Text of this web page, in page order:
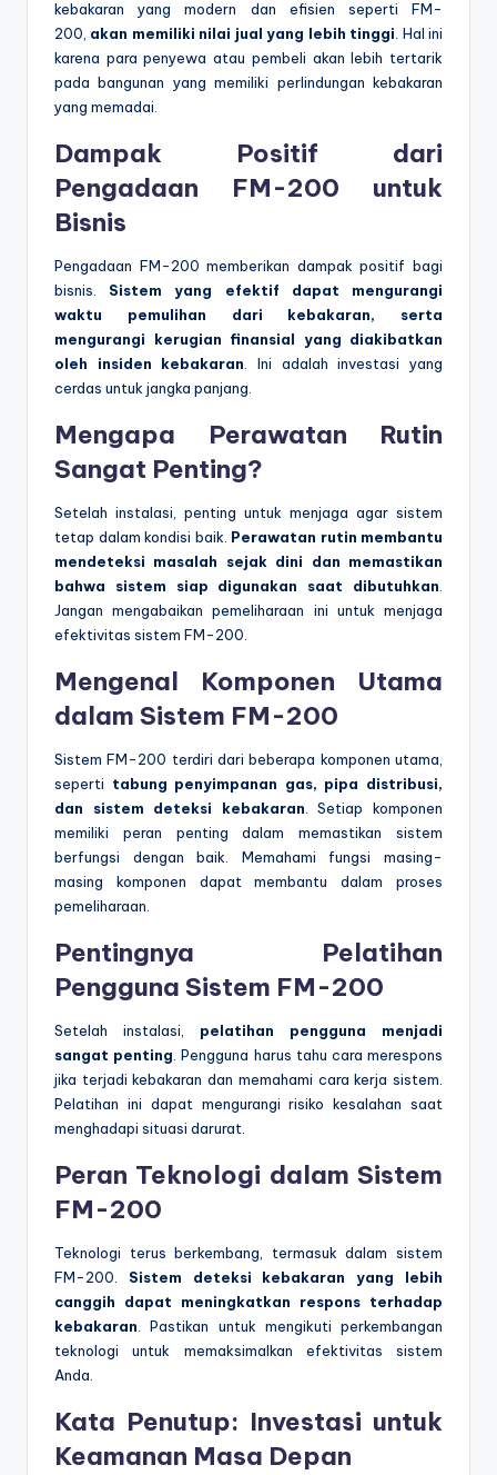
kebakaran yang modern dan efisien seperti FM-
200, akan memiliki nilai jual yang lebih tinggi . Hal ini
karena para penyewa atau pembeli akan lebih tertarik
pada bangunan yang memiliki perlindungan kebakaran
yang memadai.
Dampak Positif dari
Pengadaan FM-200 untuk
Bisnis
Pengadaan FM-200 memberikan dampak positif bagi
bisnis. Sistem yang efektif dapat mengurangi
waktu pemulihan dari kebakaran, serta
mengurangi kerugian finansial yang diakibatkan
oleh insiden kebakaran . Ini adalah investasi yang
cerdas untuk jangka panjang.
Mengapa Perawatan Rutin
Sangat Penting?
Setelah instalasi, penting untuk menjaga agar sistem
tetap dalam kondisi baik. Perawatan rutin membantu
mendeteksi masalah sejak dini dan memastikan
bahwa sistem siap digunakan saat dibutuhkan
Jangan mengabaikan pemeliharaan ini untuk menjaga
efektivitas sistem FM-200.
Mengenal Komponen Utama
dalam Sistem FM-200
Sistem FM-200 terdiri dari beberapa komponen utama,
seperti tabung penyimpanan gas, pipa distribusi,
dan sistem deteksi kebakaran . Setiap komponen
memiliki peran penting dalam memastikan sistem
berfungsi dengan baik. Memahami fungsi masing-
masing komponen dapat membantu dalam proses
pemeliharaan.
Pentingnya Pelatihan
Pengguna Sistem FM-200
Setelah instalasi, pelatihan pengguna menjadi
sangat penting . Pengguna harus tahu cara merespons
jika terjadi kebakaran dan memahami cara kerja sistem.
Pelatihan ini dapat mengurangi risiko kesalahan saat
menghadapi situasi darurat.
Peran Teknologi dalam Sistem
FM-200
Teknologi terus berkembang, termasuk dalam sistem
FM-200. Sistem deteksi kebakaran yang lebih
canggih dapat meningkatkan respons terhadap
kebakaran . Pastikan untuk mengikuti perkembangan
teknologi untuk memaksimalkan efektivitas sistem
Anda.
Kata Penutup: Investasi untuk
Keamanan Masa Depan